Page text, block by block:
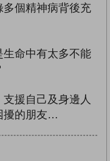
個精神病背後充
命中有太多不能
援自己及身邊人
擾的朋友…